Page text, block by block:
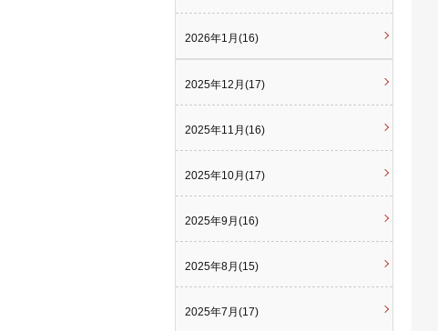
2026年1月(16)
2025年12月(17)
2025年11月(16)
2025年10月(17)
2025年9月(16)
2025年8月(15)
2025年7月(17)